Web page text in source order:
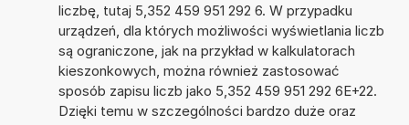
liczbę, tutaj 5,352 459 951 292 6. W przypadku
urządzeń, dla których możliwości wyświetlania liczb
są ograniczone, jak na przykład w kalkulatorach
kieszonkowych, można również zastosować
sposób zapisu liczb jako 5,352 459 951 292 6E+22.
Dzięki temu w szczególności bardzo duże oraz